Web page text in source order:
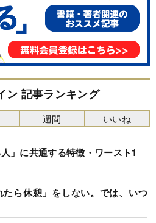
ン 記事ランキング
」に共通する特徴・ワースト1
ら休憩」をしない。では、いつ
週間 いいね